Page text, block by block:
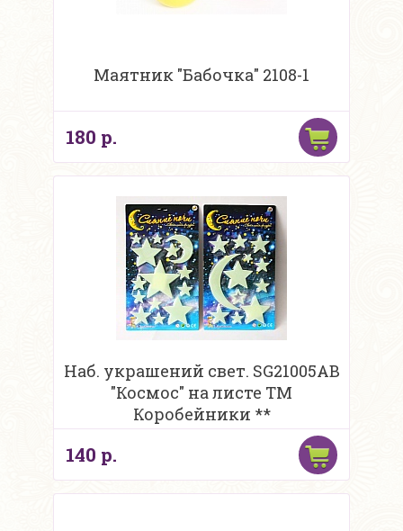
Маятник "Бабочка" 2108-1
180 р.
Наб. украшений свет. SG21005АВ
"Космос" на листе ТМ
Коробейники **
140 р.